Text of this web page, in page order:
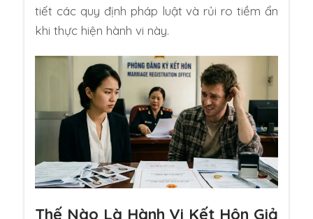
tiết các quy định pháp luật và rủi ro tiềm ẩn
khi thực hiện hành vi này.
Thế Nào Là Hành Vi Kết Hôn Giả